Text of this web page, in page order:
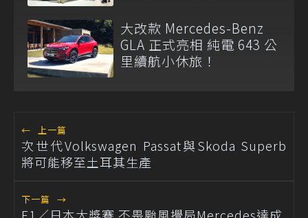
大改款 Mercedes-Benz
GLA 正式亮相 純電 643 公
里續航小休旅！
← 上一篇
次世代Volkswagen Passat與Skoda Superb
將可能移至土耳其生產
下一篇 →
F1／日本大獎賽 不畏颱風攪局Mercedes達成